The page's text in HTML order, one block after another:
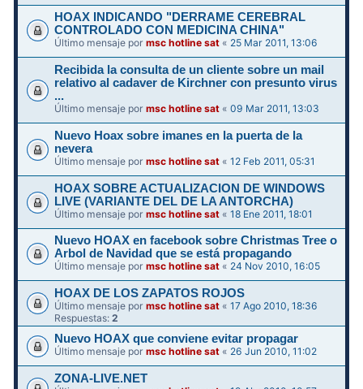
HOAX INDICANDO "DERRAME CEREBRAL
CONTROLADO CON MEDICINA CHINA"
Último mensaje pormsc hotline sat « 25 Mar 2011, 13:06
Recibida la consulta de un cliente sobre un mail
relativo al cadaver de Kirchner con presunto virus
...
Último mensaje pormsc hotline sat «09 Mar 2011, 13:03
Nuevo Hoax sobre imanes en la puerta de la
nevera
Último mensaje pormsc hotline sat «12 Feb 2011, 05:31
HOAX SOBRE ACTUALIZACION DE WINDOWS
LIVE (VARIANTE DEL DE LA ANTORCHA)
Último mensaje pormsc hotline sat «18 Ene 2011, 18:01
Nuevo HOAX en facebook sobre Christmas Tree o
Arbol de Navidad que se está propagando
Último mensaje pormsc hotline sat « 24 Nov 2010, 16:05
HOAX DE LOS ZAPATOS ROJOS
Último mensaje pormsc hotline sat «17 Ago 2010, 18:36
Respuestas:2
Nuevo HOAX que conviene evitar propagar
Último mensaje pormsc hotline sat « 26 Jun 2010, 11:02
ZONA-LIVE.NET